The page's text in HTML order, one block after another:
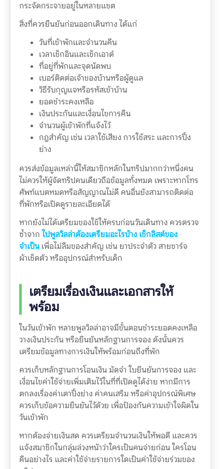
กระจัดกระจายอยู่ในหลายแชต
สิ่งที่ควรยืนยันก่อนออกเดินทาง ได้แก่
วันที่เข้าพักและจำนวนคืน
เวลาเช็กอินและเช็กเอาต์
ที่อยู่ที่พักและจุดนัดพบ
เบอร์ติดต่อเจ้าของบ้านหรือผู้ดูแล
วิธีรับกุญแจหรือรหัสเข้าบ้าน
ยอดชำระคงเหลือ
เงินประกันและเงื่อนไขการคืน
จำนวนผู้เข้าพักที่แจ้งไว้
กฎสำคัญ เช่น เวลาใช้เสียง การใช้สระ และการปิ้ง
ย่าง
ควรส่งข้อมูลเหล่านี้ให้สมาชิกหลักในทริปมากกว่าหนึ่งคน
ไม่ควรให้ผู้จัดทริปคนเดียวถือข้อมูลทั้งหมด เพราะหากโทร
ศัพท์แบตหมดหรือสัญญาณไม่ดี คนอื่นยังสามารถติดต่อ
ที่พักหรือเปิดดูรายละเอียดได้
หากยังไม่ได้เตรียมของใช้ให้ครบก่อนวันเดินทาง ควรตรวจ
ซ้ำจาก ไปพูลวิลล่าต้องเตรียมอะไรบ้าง เช็กลิสต์ของ
จำเป็นเพื่อไม่ลืมของสำคัญ เช่น ยาประจำตัว สายชาร์จ
ผ้าเช็ดตัว หรืออุปกรณ์สำหรับเด็ก
เตรียมเรื่องเงินและเอกสารให้
พร้อม
ในวันเข้าพัก หลายพูลวิลล่าอาจมีขั้นตอนชำระยอดคงเหลือ
วางเงินประกัน หรือยืนยันหลักฐานการจอง ดังนั้นควร
เตรียมข้อมูลทางการเงินให้พร้อมก่อนถึงที่พัก
ควรเก็บหลักฐานการโอนเงิน มัดจำ ใบยืนยันการจอง และ
เงื่อนไขค่าใช้จ่ายเพิ่มเติมไว้ในที่ที่เปิดดูได้ง่าย หากมีการ
ตกลงเรื่องค่าเตาปิ้งย่าง ค่าคนเสริม หรือค่าอุปกรณ์พิเศษ
ควรเก็บข้อความยืนยันไว้ด้วย เพื่อป้องกันความเข้าใจผิดใน
วันเข้าพัก
หากต้องจ่ายเงินสด ควรเตรียมจำนวนเงินให้พอดี และควร
แจ้งสมาชิกในกลุ่มล่วงหน้าว่าใครเป็นคนจ่ายก่อน ใครโอน
คืนอย่างไร และค่าใช้จ่ายรายการใดเป็นค่าใช้จ่ายร่วมของ